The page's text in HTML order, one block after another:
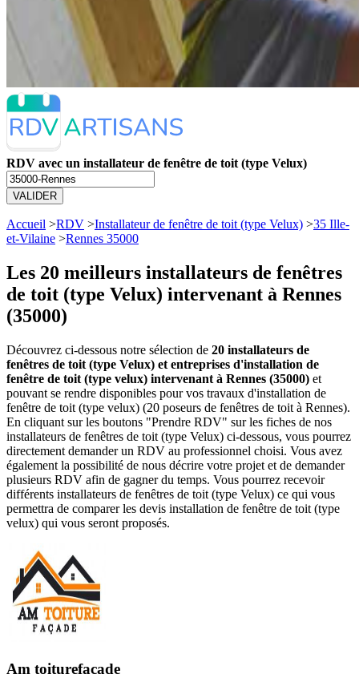
RDV avec un installateur de fenêtre de toit (type Velux)
VALIDER
Accueil >RDV >Installateur de fenêtre de toit (type Velux) >35 Ille-
et-Vilaine >Rennes 35000
Les 20 meilleurs installateurs de fenêtres
de toit (type Velux) intervenant à Rennes
(35000)
Découvrez ci-dessous notre sélection de 20 installateurs de
fenêtres de toit (type Velux) et entreprises d'installation de
fenêtre de toit (type velux) intervenant à Rennes (35000) et
pouvant se rendre disponibles pour vos travaux d'installation de
fenêtre de toit (type velux) (20 poseurs de fenêtres de toit à Rennes).
En cliquant sur les boutons "Prendre RDV" sur les fiches de nos
installateurs de fenêtres de toit (type Velux) ci-dessous, vous pourrez
directement demander un RDV au professionnel choisi. Vous avez
également la possibilité de nous décrire votre projet et de demander
plusieurs RDV afin de gagner du temps. Vous pourrez recevoir
différents installateurs de fenêtres de toit (type Velux) ce qui vous
permettra de comparer les devis installation de fenêtre de toit (type
velux) qui vous seront proposés.
Am toiturefacade